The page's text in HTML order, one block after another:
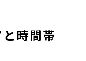
時間帯